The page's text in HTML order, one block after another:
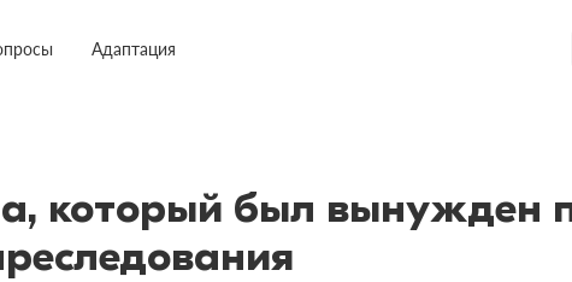
Адаптация
который был вынужден